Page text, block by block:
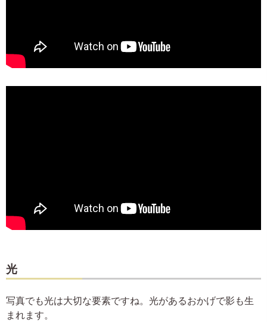
光
写真でも光は大切な要素ですね。光があるおかげで影も生
まれます。